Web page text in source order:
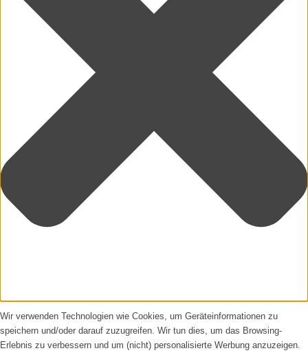
Wir verwenden Technologien wie Cookies, um Geräteinformationen zu
speichern und/oder darauf zuzugreifen. Wir tun dies, um das Browsing-
Erlebnis zu verbessern und um (nicht) personalisierte Werbung anzuzeigen.